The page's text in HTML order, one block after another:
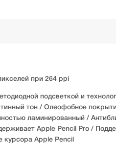
при 264 ppi
подсветкой и
тон / Олеофобное
ламинированный /
Apple Pencil Pro /
курсора Apple Pencil